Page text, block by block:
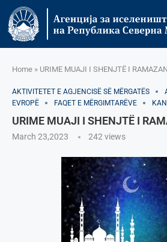
Home » URIME MUAJI I SHENJTË I
AKTIVITETET E AGJENCISË SË МËRGATËS
EVROPË
FAQET E MËRGIMTARËVE
URIME MUAJI I SHENJTË I
March 23,2023 242 views